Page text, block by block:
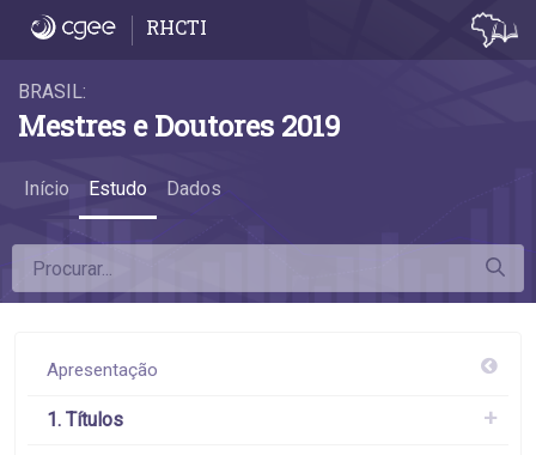
6.7 Remuneração por Região e UF - 6.7
RHCTI
BRASIL:
Mestres e Doutores 2019
Início Estudo Dados
Apresentação
1. Títulos